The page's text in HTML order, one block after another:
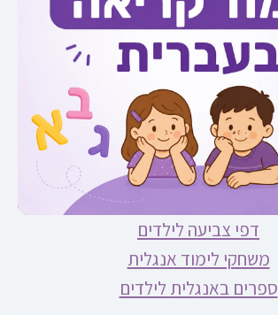
דפי צביעה לילדים
משחקי לימוד אנגלית
ספרים באנגלית לילדים